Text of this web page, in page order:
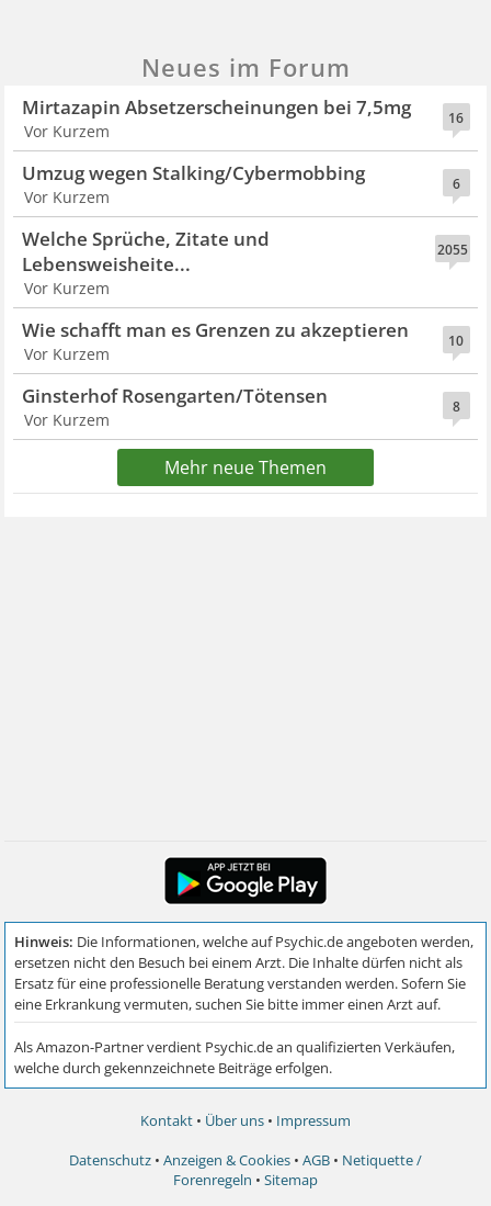
Neues im Forum
16
Mirtazapin Absetzerscheinungen bei 7,5mg
Vor Kurzem
6
Umzug wegen Stalking/Cybermobbing
Vor Kurzem
2055
Welche Sprüche, Zitate und
Lebensweisheite...
Vor Kurzem
10
Wie schafft man es Grenzen zu akzeptieren
Vor Kurzem
8
Ginsterhof Rosengarten/Tötensen
Vor Kurzem
Mehr neue Themen
Kontakt • Über uns • Impressum
Datenschutz • Anzeigen & Cookies • AGB • Netiquette /
Forenregeln • Sitemap